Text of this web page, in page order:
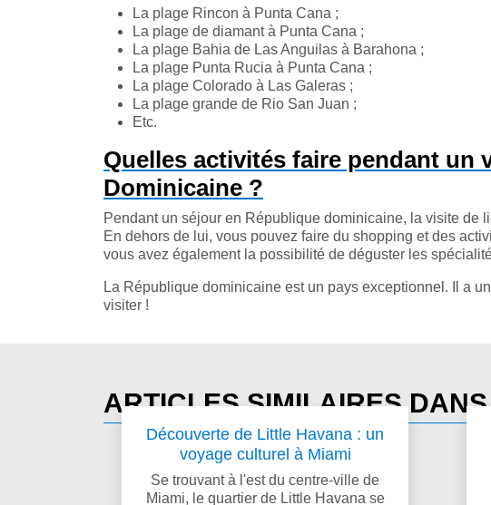
La plage Rincon à Punta Cana ;
La plage de diamant à Punta Cana ;
La plage Bahia de Las Anguilas à Barahona ;
La plage Punta Rucia à Punta Cana ;
La plage Colorado à Las Galeras ;
La plage grande de Rio San Juan ;
Etc.
Quelles activités faire pendant un
Dominicaine ?
Pendant un séjour en République dominicaine, la visite de
En dehors de lui, vous pouvez faire du shopping et des
vous avez également la possibilité de déguster les
La République dominicaine est un pays exceptionnel. Il a
visiter !
ARTICLES SIMILAIRES
Découverte de Little Havana : un
voyage culturel à Miami
Se trouvant à l'est du centre-ville de
Miami, le quartier de Little Havana se